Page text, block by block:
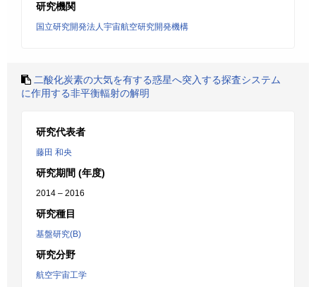
研究機関
国立研究開発法人宇宙航空研究開発機構
二酸化炭素の大気を有する惑星へ突入する探査システム
に作用する非平衡輻射の解明
研究代表者
藤田 和央
研究期間 (年度)
2014 – 2016
研究種目
基盤研究(B)
研究分野
航空宇宙工学